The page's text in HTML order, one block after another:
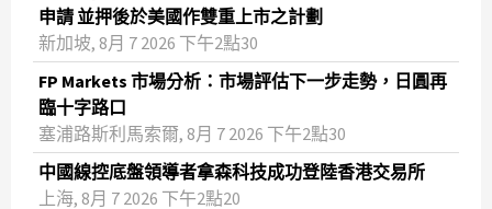
申請 並押後於美國作雙重上市之計劃
新加坡, 8月 7 2026 下午2點30
FP Markets 市場分析：市場評估下一步走勢，日圓再
臨十字路口
塞浦路斯利馬索爾, 8月 7 2026 下午2點30
中國線控底盤領導者拿森科技成功登陸香港交易所
上海, 8月 7 2026 下午2點20